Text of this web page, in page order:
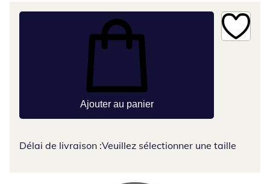
Ajouter au panier
Délai de livraison :Veuillez sélectionner une taille